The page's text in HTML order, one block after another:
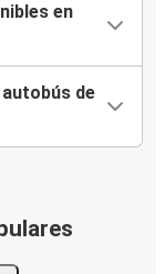
en
de